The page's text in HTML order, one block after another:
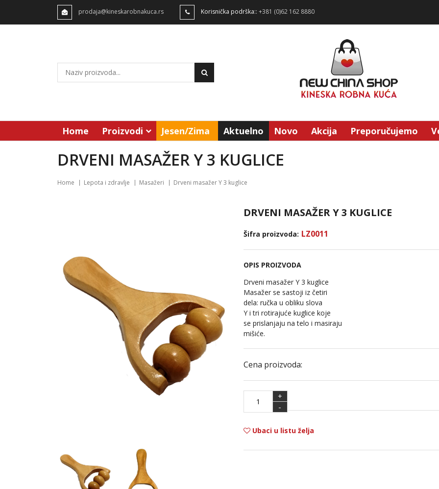
prodaja@kineskarobnakuca.rs Korisnička podrška:: +381 (0)62 162 8880
Home Proizvodi Jesen/Zima Aktuelno Novo Akcija Preporučujemo
DRVENI MASAŽER Y 3 KUGLICE
Home Lepota i zdravlje Masažeri Drveni masažer Y 3 kuglice
DRVENI MASAŽER Y 3 KUGLICE
Šifra proizvoda: LZ0011
OPIS PROIZVODA
Drveni masažer Y 3 kuglice
Masažer se sastoji iz četiri
dela: ručka u obliku slova
Y i tri rotirajuće kuglice koje
se prislanjaju na telo i masiraju
mišiće.
Cena proizvoda:
+
-
Ubaci u listu želja